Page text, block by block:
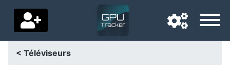
< Téléviseurs